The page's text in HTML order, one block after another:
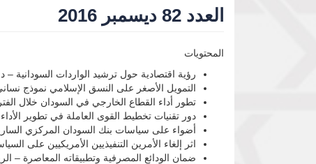
العدد 82 ديسمبر 2016
المحتويات
رؤية اقتصادية حول ترشيد الواردات السودانية
التمويل الأصغر على النسق الإسلامي نموذج
تطور أداء القطاع الخارجي في السودان خلال الفترة (1992-2015) د. موسى الفاضل مكي – الإدارة العامة للسياسات والبحوث
دور تقنيات تخطيط القوى العاملة في تطوير الأداء
أضواء على سياسات بنك السودان المركزي
اثر إلغاء الأمرين التنفيذيين الأمريكيين على
ضمان الودائع المصرفية وتطبيقاته المعاصرة –